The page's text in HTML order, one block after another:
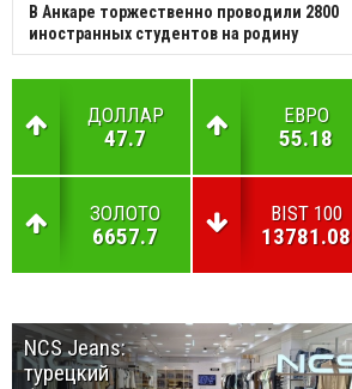
В Анкаре торжественно проводили 2800
иностранных студентов на родину
ДОЛЛАР
47.7
ЕВРО
55.18
ЗОЛОТО
6657.7
BIST 100
13781.08
NCS Jeans:
турецкий